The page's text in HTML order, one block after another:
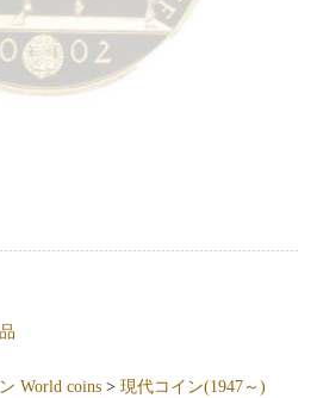
World coins >現代コイン(1947～)